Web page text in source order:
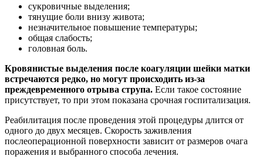
сукровичные выделения;
тянущие боли внизу живота;
незначительное повышение температуры;
общая слабость;
головная боль.
Кровянистые выделения после коагуляции шейки матки
встречаются редко, но могут происходить из-за
преждевременного отрыва струпа. Если такое состояние
присутствует, то при этом показана срочная госпитализация.
Реабилитация после проведения этой процедуры длится от
одного до двух месяцев. Скорость заживления
послеоперационной поверхности зависит от размеров очага
поражения и выбранного способа лечения.